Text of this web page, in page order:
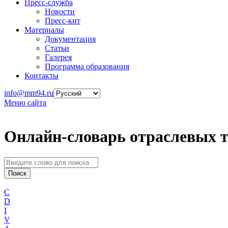
Пресс-служба
Новости
Пресс-кит
Материалы
Документация
Статьи
Галерея
Программа образования
Контакты
info@mm94.ru
Меню сайта
Онлайн-словарь отраслевых
C
D
I
V